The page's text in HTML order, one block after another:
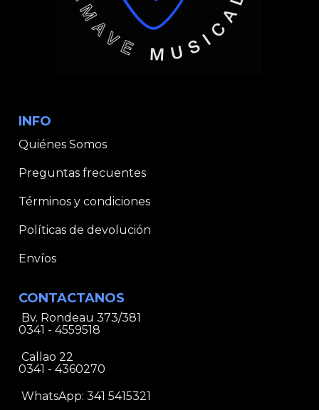
INFO
Quiénes Somos
Preguntas frecuentes
Términos y condiciones
Políticas de devolución
Envíos
CONTACTANOS
Bv. Rondeau 373/381
0341 - 4559518
Callao 22
0341 - 4360270
WhatsApp: 341 5415321